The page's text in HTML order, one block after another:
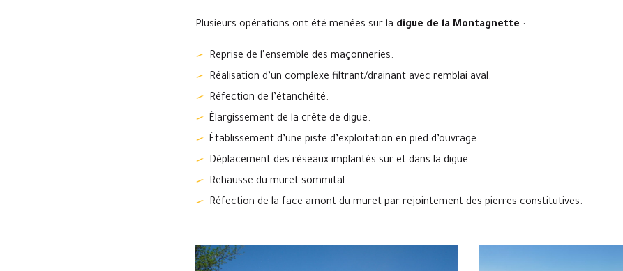
Plusieurs opérations ont été menées sur la digue de la Montagnette :
Reprise de l’ensemble des maçonneries.
Réalisation d’un complexe filtrant/drainant avec remblai aval.
Réfection de l’étanchéité.
Élargissement de la crête de digue.
Établissement d’une piste d’exploitation en pied d’ouvrage.
Déplacement des réseaux implantés sur et dans la digue.
Rehausse du muret sommital.
Réfection de la face amont du muret par rejointement des pierres constitutives.